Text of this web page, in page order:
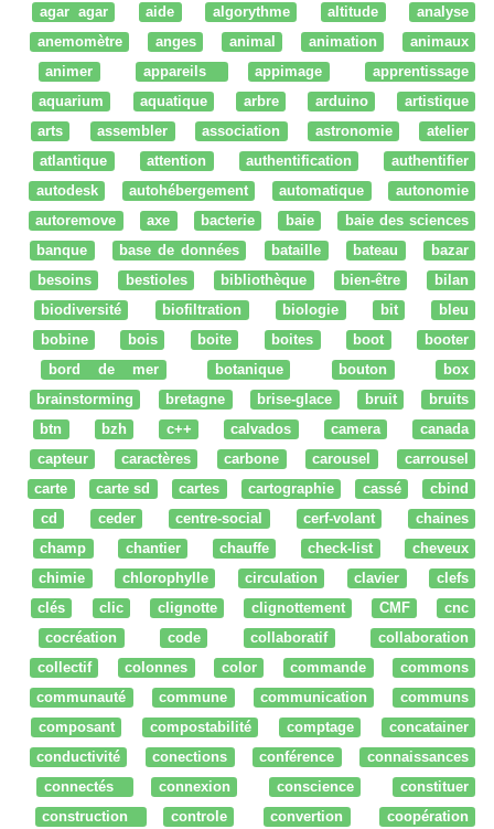
agar agar
aide algorythme altitude
analyse
anemomètre
anges animal animation
animaux
animer
appareils appimage
apprentissage
aquarium
aquatique arbre arduino
artistique
arts
assembler association astronomie
atelier
atlantique
attention authentification
authentifier
autodesk
autohébergement automatique
autonomie
autoremove
axe bacterie baie
baie des sciences
banque
base de données bataille bateau
bazar
besoins
bestioles bibliothèque bien-être
bilan
biodiversité
biofiltration biologie bit
bleu
bobine
bois boite boites boot
booter
bord de mer
botanique bouton
box
brainstorming
bretagne brise-glace bruit
bruits
btn
bzh c++ calvados camera
canada
capteur
caractères carbone carousel
carrousel
carte
carte sd cartes cartographie cassé
cbind
cd
ceder centre-social cerf-volant
chaines
champ
chantier chauffe check-list
cheveux
chimie
chlorophylle circulation clavier
clefs
clés
clic clignotte clignottement CMF
cnc
cocréation
code collaboratif
collaboration
collectif
colonnes color commande
commons
communauté
commune communication
communs
composant
compostabilité comptage
concatainer
conductivité
conections conférence
connaissances
connectés
connexion conscience
constituer
construction
controle convertion
coopération